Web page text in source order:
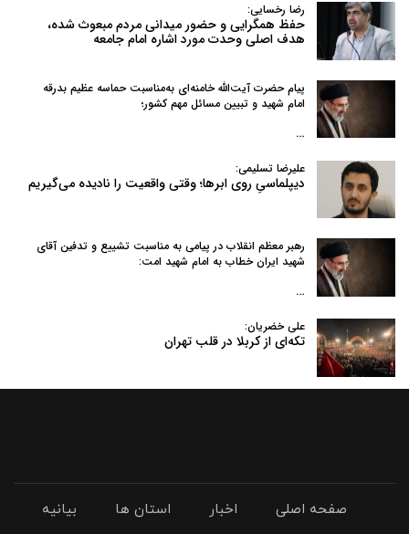
رضا رخسایی:
حفظ همگرایی و حضور میدانی مردم مبعوث شده،
هدف اصلی وحدت مورد اشاره امام جامعه
پیام حضرت آیت‌الله خامنه‌ای به‌مناسبت حماسه عظیم بدرقه
امام شهید و تبیین مسائل مهم کشور؛
…
علیرضا تسلیمی:
دیپلماسیِ روی ابرها؛ وقتی واقعیت را نادیده می‌گیریم
رهبر معظم انقلاب در پیامی به‌ مناسبت تشییع و تدفین آقای
شهید ایران خطاب به امام شهید امت:
…
علی خضریان:
تکه‌ای از کربلا در قلب تهران
صفحه اصلی اخبار استان ها بیانیه